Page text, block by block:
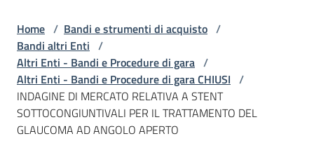
telematici
L'Agenzia
Home / Bandi e strumenti di acquisto /
Bandi altri Enti /
Altri Enti - Bandi e Procedure di gara /
Altri Enti - Bandi e Procedure di gara CHIUSI /
INDAGINE DI MERCATO RELATIVA A STENT
SOTTOCONGIUNTIVALI PER IL TRATTAMENTO DEL
GLAUCOMA AD ANGOLO APERTO